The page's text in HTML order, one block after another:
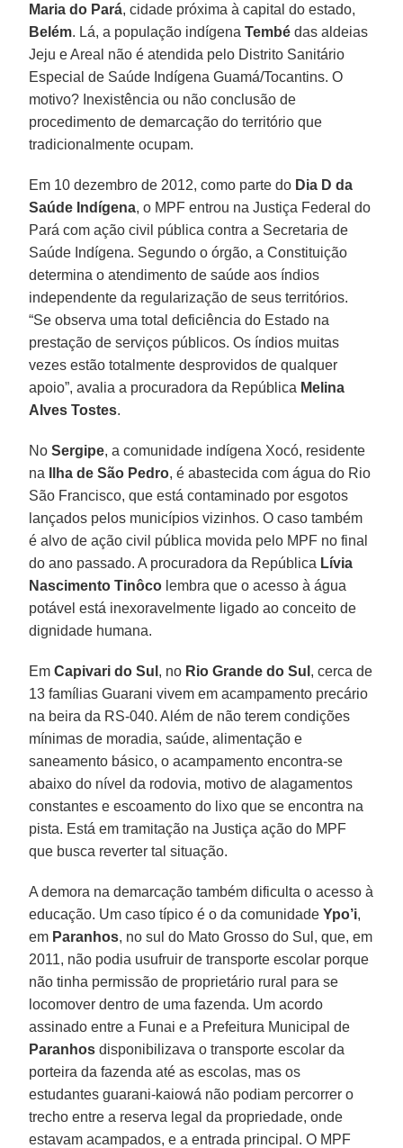
Maria do Pará, cidade próxima à capital do estado,
Belém. Lá, a população indígenaTembé das aldeias
Jeju e Areal não é atendida pelo Distrito Sanitário
Especial de Saúde Indígena Guamá/Tocantins. O
motivo? Inexistência ou não conclusão de
procedimento de demarcação do território que
tradicionalmente ocupam.
Em 10 dezembro de 2012, como parte do Dia D da
Saúde Indígena, o MPF entrou na Justiça Federal do
Pará com ação civil pública contra a Secretaria de
Saúde Indígena. Segundo o órgão, a Constituição
determina o atendimento de saúde aos índios
independente da regularização de seus territórios.
“Se observa uma total deficiência do Estado na
prestação de serviços públicos. Os índios muitas
vezes estão totalmente desprovidos de qualquer
apoio”, avalia a procuradora da República Melina
Alves Tostes.
NoSergipe, a comunidade indígena Xocó, residente
na
Ilha de São Pedro, é abastecida com água do Rio
São Francisco, que está contaminado por esgotos
lançados pelos municípios vizinhos. O caso também
é alvo de ação civil pública movida pelo MPF no final
do ano passado. A procuradora da República Lívia
Nascimento Tinôco lembra que o acesso à água
potável está inexoravelmente ligado ao conceito de
dignidade humana.
EmCapivari do Sul , no Rio Grande do Sul , cerca de
13 famílias Guarani vivem em acampamento precário
na beira da RS-040. Além de não terem condições
mínimas de moradia, saúde, alimentação e
saneamento básico, o acampamento encontra-se
abaixo do nível da rodovia, motivo de alagamentos
constantes e escoamento do lixo que se encontra na
pista. Está em tramitação na Justiça ação do MPF
que busca reverter tal situação.
A demora na demarcação também dificulta o acesso à
educação. Um caso típico é o da comunidade Ypo’i,
em Paranhos, no sul do Mato Grosso do Sul, que, em
2011, não podia usufruir de transporte escolar porque
não tinha permissão de proprietário rural para se
locomover dentro de uma fazenda. Um acordo
assinado entre a Funai e a Prefeitura Municipal de
Paranhos disponibilizava o transporte escolar da
porteira da fazenda até as escolas, mas os
estudantes guarani-kaiowá não podiam percorrer o
trecho entre a reserva legal da propriedade, onde
estavam acampados, e a entrada principal. O MPF